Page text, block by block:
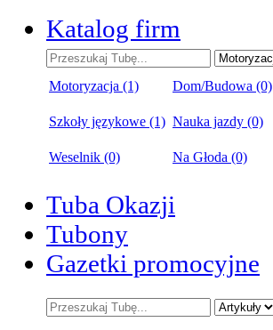
Katalog firm
Motoryzacja (1) Dom/Budowa (0)
Szkoły językowe (1) Nauka jazdy (0)
Weselnik (0)
Na Głoda (0)
Tuba Okazji
Tubony
Gazetki promocyjne